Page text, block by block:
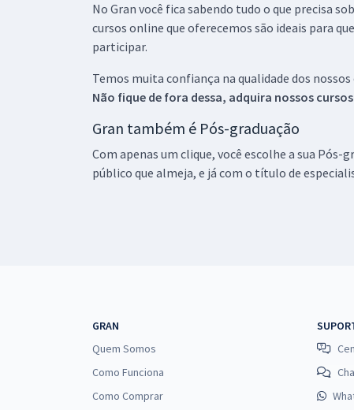
No Gran você fica sabendo tudo o que precisa
cursos online que oferecemos são ideais para
participar.
Temos muita confiança na qualidade dos
Não fique de fora dessa, adquira nossos
Gran também é Pós-graduação
Com apenas um clique, você escolhe a sua
público que almeja, e já com o título de
GRAN
Quem Somos
Como Funciona
Como Comprar